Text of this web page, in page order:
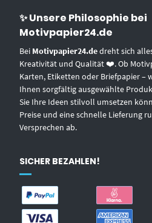
✨ Unsere Philosophie bei
Motivpapier24.de
Bei Motivpapier24.dedreht sich
Kreativität und Qualität ❤️. Ob
Karten, Etiketten oder Briefpapier –
Ihnen sorgfältig ausgewählte
Sie Ihre Ideen stilvoll umsetzen
Preise und eine schnelle Lieferung
Versprechen ab.
SICHER BEZAHLEN!